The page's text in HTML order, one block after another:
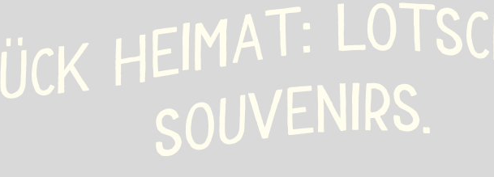
Kurtaxe &
Gästekarte
Sicherheitsdienst
ÜCK HEIMAT: LÖTSC
SOUVENIRS.